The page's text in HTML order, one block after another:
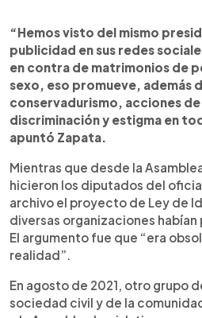
“Hemos visto del mismo
publicidad en sus redes
en contra de matrimonios de
sexo, eso promueve, además
conservadurismo, acciones
discriminación y estigma en
apuntó Zapata.
Mientras que desde la
hicieron los diputados del
archivo el proyecto de Ley de
diversas organizaciones
El argumento fue que “era
realidad”.
En agosto de 2021, otro grupo
sociedad civil y de la